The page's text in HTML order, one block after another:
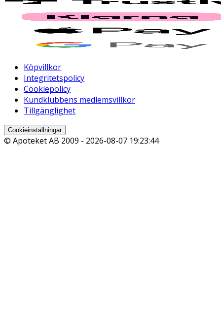
Köpvillkor
Integritetspolicy
Cookiepolicy
Kundklubbens medlemsvillkor
Tillgänglighet
Cookieinställningar
© Apoteket AB 2009 - 2026-08-07 19:23:44